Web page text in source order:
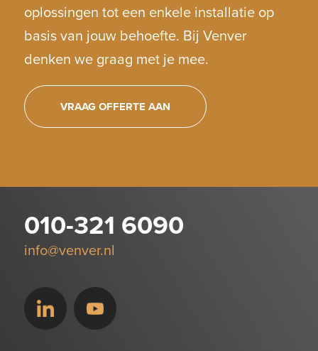
oplossingen tot een enkele installatie op
basis van jouw behoefte. Bij Venver
denken we graag met je mee.
VRAAG OFFERTE AAN
010-321 6090
info@venver.nl